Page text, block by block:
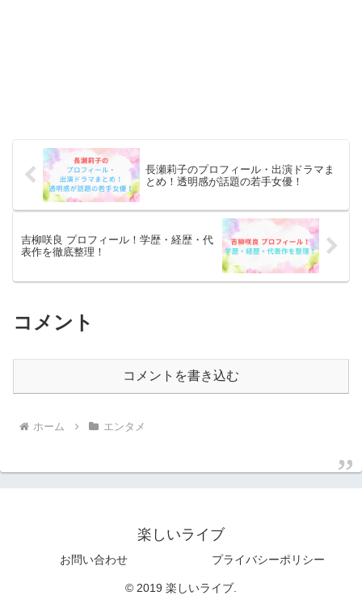
長瀬莉子のプロフィール・出演ドラマま
とめ！透明感が話題の若手女優！
吉柳咲良 プロフィール！学歴・経歴・代
表作を徹底整理！
コメント
コメントを書き込む
ホーム エンタメ
楽しいライブ
お問い合わせ プライバシーポリシー
© 2019 楽しいライブ.